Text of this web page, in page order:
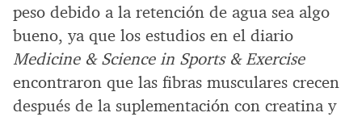
peso debido a la retención de agua sea algo
bueno, ya que los estudios en el diario
Medicine & Science in Sports & Exercise
encontraron que las fibras musculares crecen
después de la suplementación con creatina y